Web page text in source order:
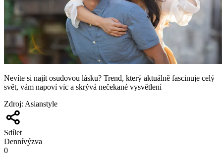
Nevíte si najít osudovou lásku? Trend, který aktuálně fascinuje celý
svět, vám napoví víc a skrývá nečekané vysvětlení
Zdroj: Asianstyle
Sdílet
Dennívýzva
0